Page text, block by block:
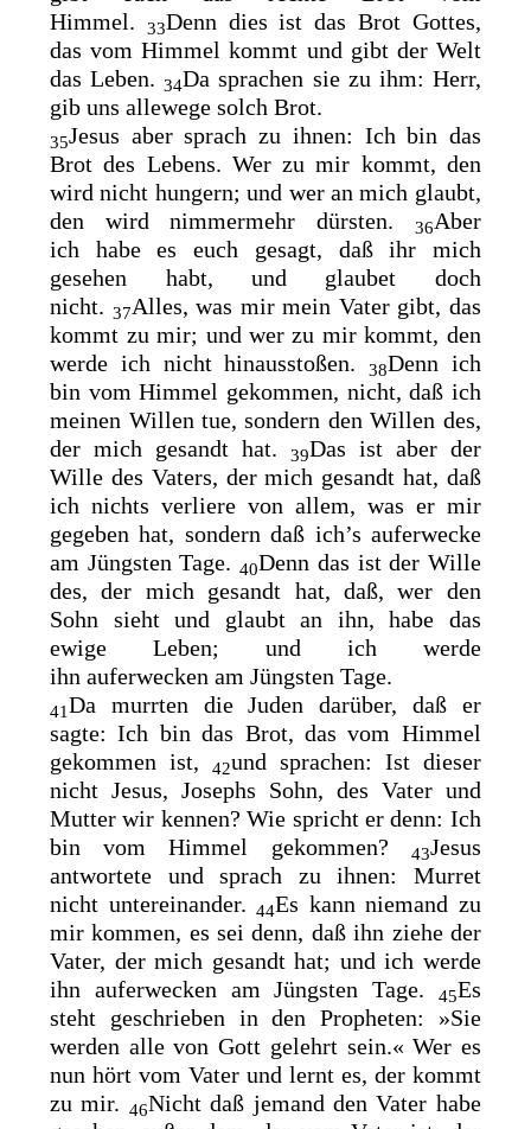
Himmel.
33Denn dies ist das Brot Gottes,
das vom Himmel kommt und gibt der Welt
das Leben. 34Da sprachen sie zu ihm: Herr,
gib uns allewege solch Brot.
35Jesus aber sprach zu ihnen: Ich bin das
Brot des Lebens. Wer zu mir kommt, den
wird nicht hungern; und wer an mich glaubt,
den wird nimmermehr dürsten.
36Aber
ich habe es euch gesagt, daß ihr mich
gesehen habt, und glaubet doch
nicht. 37Alles, was mir mein Vater gibt, das
kommt zu mir; und wer zu mir kommt, den
werde ich nicht hinausstoßen.
38Denn ich
bin vom Himmel gekommen, nicht, daß ich
meinen Willen tue, sondern den Willen des,
der mich gesandt hat.
39Das ist aber der
Wille des Vaters, der mich gesandt hat, daß
ich nichts verliere von allem, was er mir
gegeben hat, sondern daß ich’s auferwecke
am Jüngsten Tage. 40Denn das ist der Wille
des, der mich gesandt hat, daß, wer den
Sohn sieht und glaubt an ihn, habe das
ewige Leben; und ich werde
ihnauferwecken am Jüngsten Tage.
41Da murrten die Juden darüber, daß er
sagte: Ich bin das Brot, das vom Himmel
gekommen ist,
42und sprachen: Ist dieser
nicht Jesus, Josephs Sohn, des Vater und
Mutter wir kennen? Wie spricht er denn: Ich
bin vom Himmel gekommen?
43Jesus
antwortete und sprach zu ihnen: Murret
nicht untereinander. 44Es kannniemand zu
mir kommen, es sei denn, daß ihn ziehe der
Vater, der mich gesandt hat; und ich werde
ihn auferwecken am Jüngsten Tage.
45Es
steht geschrieben inden Propheten: »Sie
werden alle von Gott gelehrt sein.« Wer es
nun hört vom Vater und lernt es, der kommt
zu mir. 46Nicht daß jemand den Vater habe